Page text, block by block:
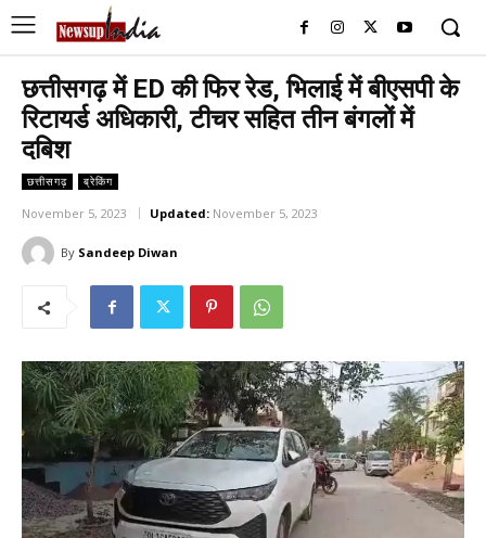
छत्तीसगढ़ में ED की फिर रेड, भिलाई में बीएसपी के
रिटायर्ड अधिकारी, टीचर सहित तीन बंगलों में
दबिश
छत्तीसगढ़ ब्रेकिंग
November 5, 2023 Updated: November 5, 2023
By Sandeep Diwan